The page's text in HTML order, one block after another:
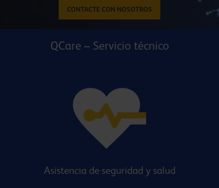
CONTACTE CON NOSOTROS
QCare – Servicio técnico
Asistencia de seguridad y salud